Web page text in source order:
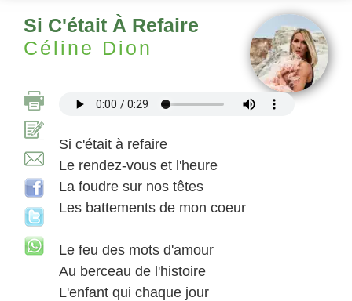
Si C'était À Refaire
Céline Dion
Si c'était à refaire
Le rendez-vous et l'heure
La foudre sur nos têtes
Les battements de mon coeur
Le feu des mots d'amour
Au berceau de l'histoire
L'enfant qui chaque jour